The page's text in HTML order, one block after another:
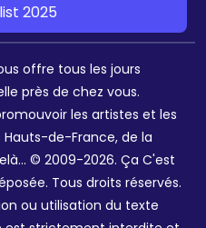
2025
offre tous les jours
près de chez vous.
les artistes et les
de-France, de la
© 2009-2026. Ça C'est
Tous droits réservés.
ou utilisation du texte